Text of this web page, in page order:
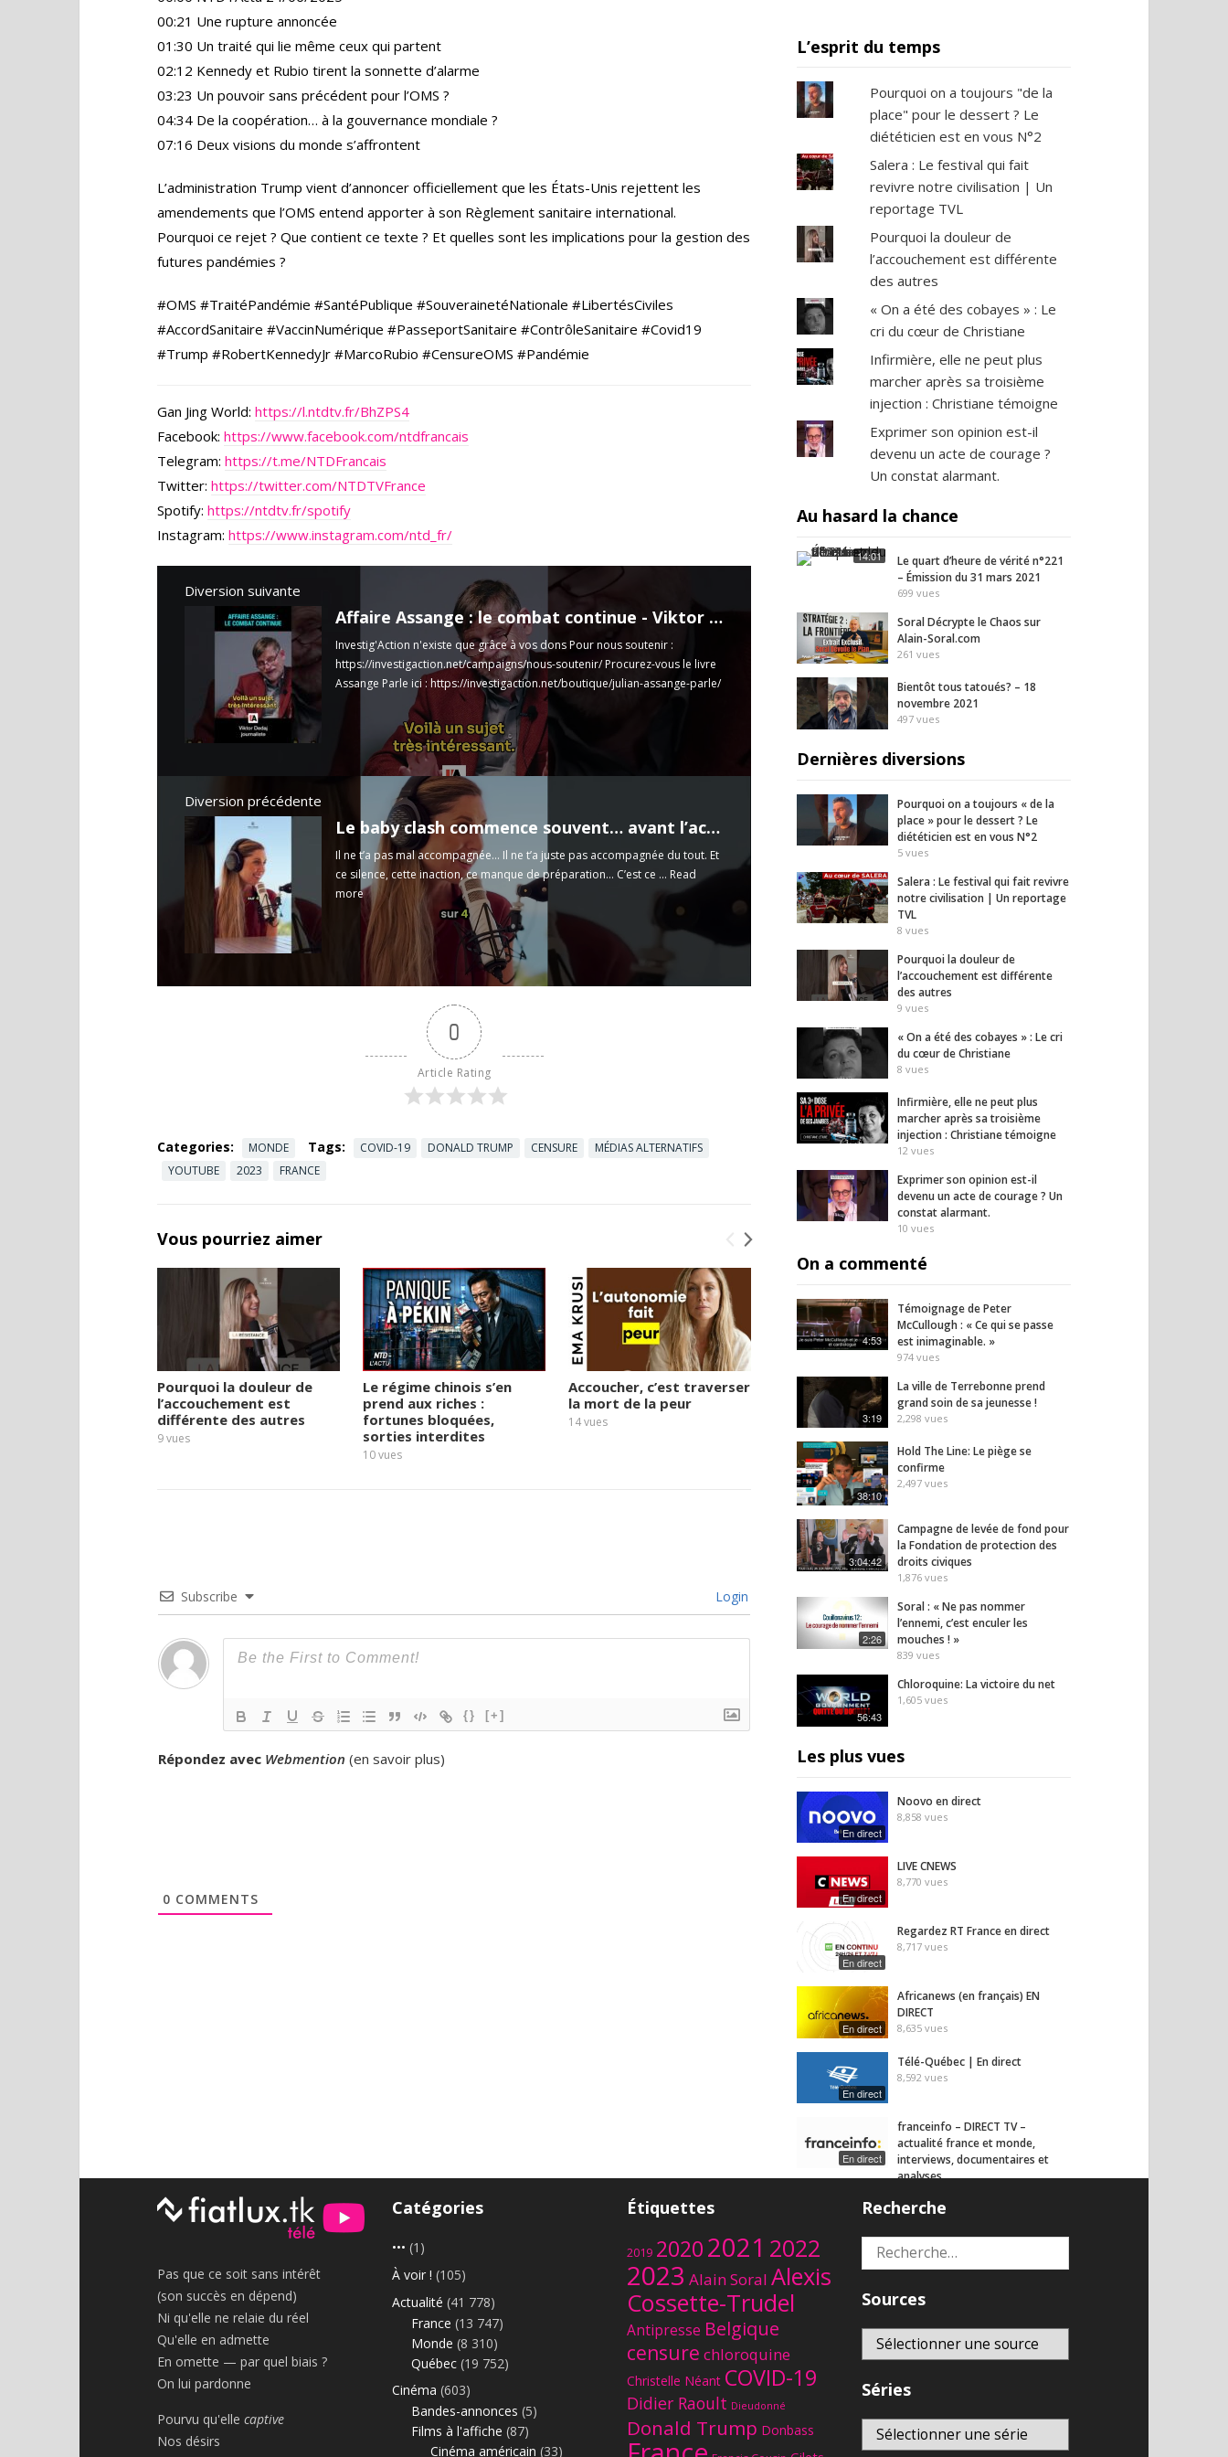
00:21 Une rupture annoncée
01:30 Un traité qui lie même ceux qui partent
02:12 Kennedy et Rubio tirent la sonnette d’alarme
03:23 Un pouvoir sans précédent pour l’OMS ?
04:34 De la coopération… à la gouvernance mondiale ?
07:16 Deux visions du monde s’affrontent
L’administration Trump vient d’annoncer officiellement que les États-Unis rejettent les
amendements que l’OMS entend apporter à son Règlement sanitaire international.
Pourquoi ce rejet ? Que contient ce texte ? Et quelles sont les implications pour la gestion des
futures pandémies ?
#OMS #TraitéPandémie #SantéPublique #SouverainetéNationale #LibertésCiviles
#AccordSanitaire #VaccinNumérique #PasseportSanitaire #ContrôleSanitaire #Covid19
#Trump #RobertKennedyJr #MarcoRubio #CensureOMS #Pandémie
Gan Jing World: https://l.ntdtv.fr/BhZPS4
Facebook: https://www.facebook.com/ntdfrancais
Telegram: https://t.me/NTDFrancais
Twitter: https://twitter.com/NTDTVFrance
Spotify: https://ntdtv.fr/spotify
Instagram: https://www.instagram.com/ntd_fr/
Diversion suivante
Affaire Assange : le combat continue - Viktor Dedaj
Investig'Action n'existe que grâce à vos dons Pour nous soutenir :
https://investigaction.net/campaigns/nous-soutenir/Procurez-vous le livre
Assange Parle ici : https://investigaction.net/boutique/julian-assange-parle/
Diversion précédente
Le baby clash commence souvent… avant l’accouchement
Il ne t’a pas mal accompagnée… Il ne t’a juste pas accompagnée du tout. Et
ce silence, cette inaction, ce manque de préparation… C’est ce ... Read
more
0
Article Rating
Categories: MONDE Tags: COVID-19 DONALD TRUMP CENSURE
MÉDIAS ALTERNATIFS
YOUTUBE
2023 FRANCE
Vous pourriez aimer
Pourquoi la douleur de
l’accouchement est
différente des autres
9vues
Le régime chinois s’en
prend aux riches :
fortunes bloquées,
sorties interdites
10vues
Accoucher, c’est traverser
la mort de la peur
14vues
« 2027 sera l’élection de la
dernière chance » —
Michael Miguères
vues
6 danseuses africaines
expriment leur libération
15vues
Subscribe Login
{} [+]
Répondez avec Webmention (en savoir plus)
0 COMMENTS
L’esprit du temps
Pourquoi on a toujours "de la
place" pour le dessert ? Le
diététicien est en vous N°2
Salera : Le festival qui fait
revivre notre civilisation | Un
reportage TVL
Pourquoi la douleur de
l’accouchement est différente
des autres
« On a été des cobayes » : Le
cri du cœur de Christiane
Infirmière, elle ne peut plus
marcher après sa troisième
injection : Christiane témoigne
Exprimer son opinion est-il
devenu un acte de courage ?
Un constat alarmant.
Au hasard la chance
14:01
Le quart d’heure de vérité n°221
– Émission du 31 mars 2021
699 vues
Soral Décrypte le Chaos sur
Alain-Soral.com
261 vues
Bientôt tous tatoués? – 18
novembre 2021
497 vues
Dernières diversions
Pourquoi on a toujours « de la
place » pour le dessert ? Le
diététicien est en vous N°2
5 vues
Salera : Le festival qui fait revivre
notre civilisation | Un reportage
TVL
8 vues
Pourquoi la douleur de
l’accouchement est différente
des autres
9 vues
« On a été des cobayes » : Le cri
du cœur de Christiane
8 vues
Infirmière, elle ne peut plus
marcher après sa troisième
injection : Christiane témoigne
12 vues
Exprimer son opinion est-il
devenu un acte de courage ? Un
constat alarmant.
10 vues
On a commenté
4:53
Témoignage de Peter
McCullough : « Ce qui se passe
est inimaginable. »
974 vues
3:19
La ville de Terrebonne prend
grand soin de sa jeunesse !
2,298 vues
38:10
Hold The Line: Le piège se
confirme
2,497 vues
3:04:42
Campagne de levée de fond pour
la Fondation de protection des
droits civiques
1,876 vues
2:26
Soral : « Ne pas nommer
l’ennemi, c’est enculer les
mouches ! »
839 vues
56:43
Chloroquine: La victoire du net
1,605 vues
Les plus vues
En direct
Noovo en direct
8,858 vues
En direct
LIVE CNEWS
8,770 vues
En direct
Regardez RT France en direct
8,717 vues
En direct
Africanews (en français) EN
DIRECT
8,635 vues
En direct
Télé-Québec | En direct
8,592 vues
En direct
franceinfo – DIRECT TV –
actualité france et monde,
interviews, documentaires et
analyses
Pas que ce soit sans intérêt
(son succès en dépend)
Ni qu'elle ne relaie du réel
Qu'elle en admette
En omette — par quel biais ?
On lui pardonne
Pourvu qu'elle captive
Nos désirs
Catégories
••• (1)
À voir ! (105)
Actualité (41 778)
France (13 747)
Monde (8 310)
Québec (19 752)
Cinéma (603)
Bandes-annonces (5)
Films à l'affiche (87)
Cinéma américain (33)
Étiquettes
2019 20202021 2022
2023 Alain Soral Alexis
Cossette-Trudel
Antipresse Belgique
censure chloroquine
Christelle Néant COVID-19
Didier Raoult Dieudonné
Donald Trump Donbass
Recherche
Rechercher :
Sources
Séries